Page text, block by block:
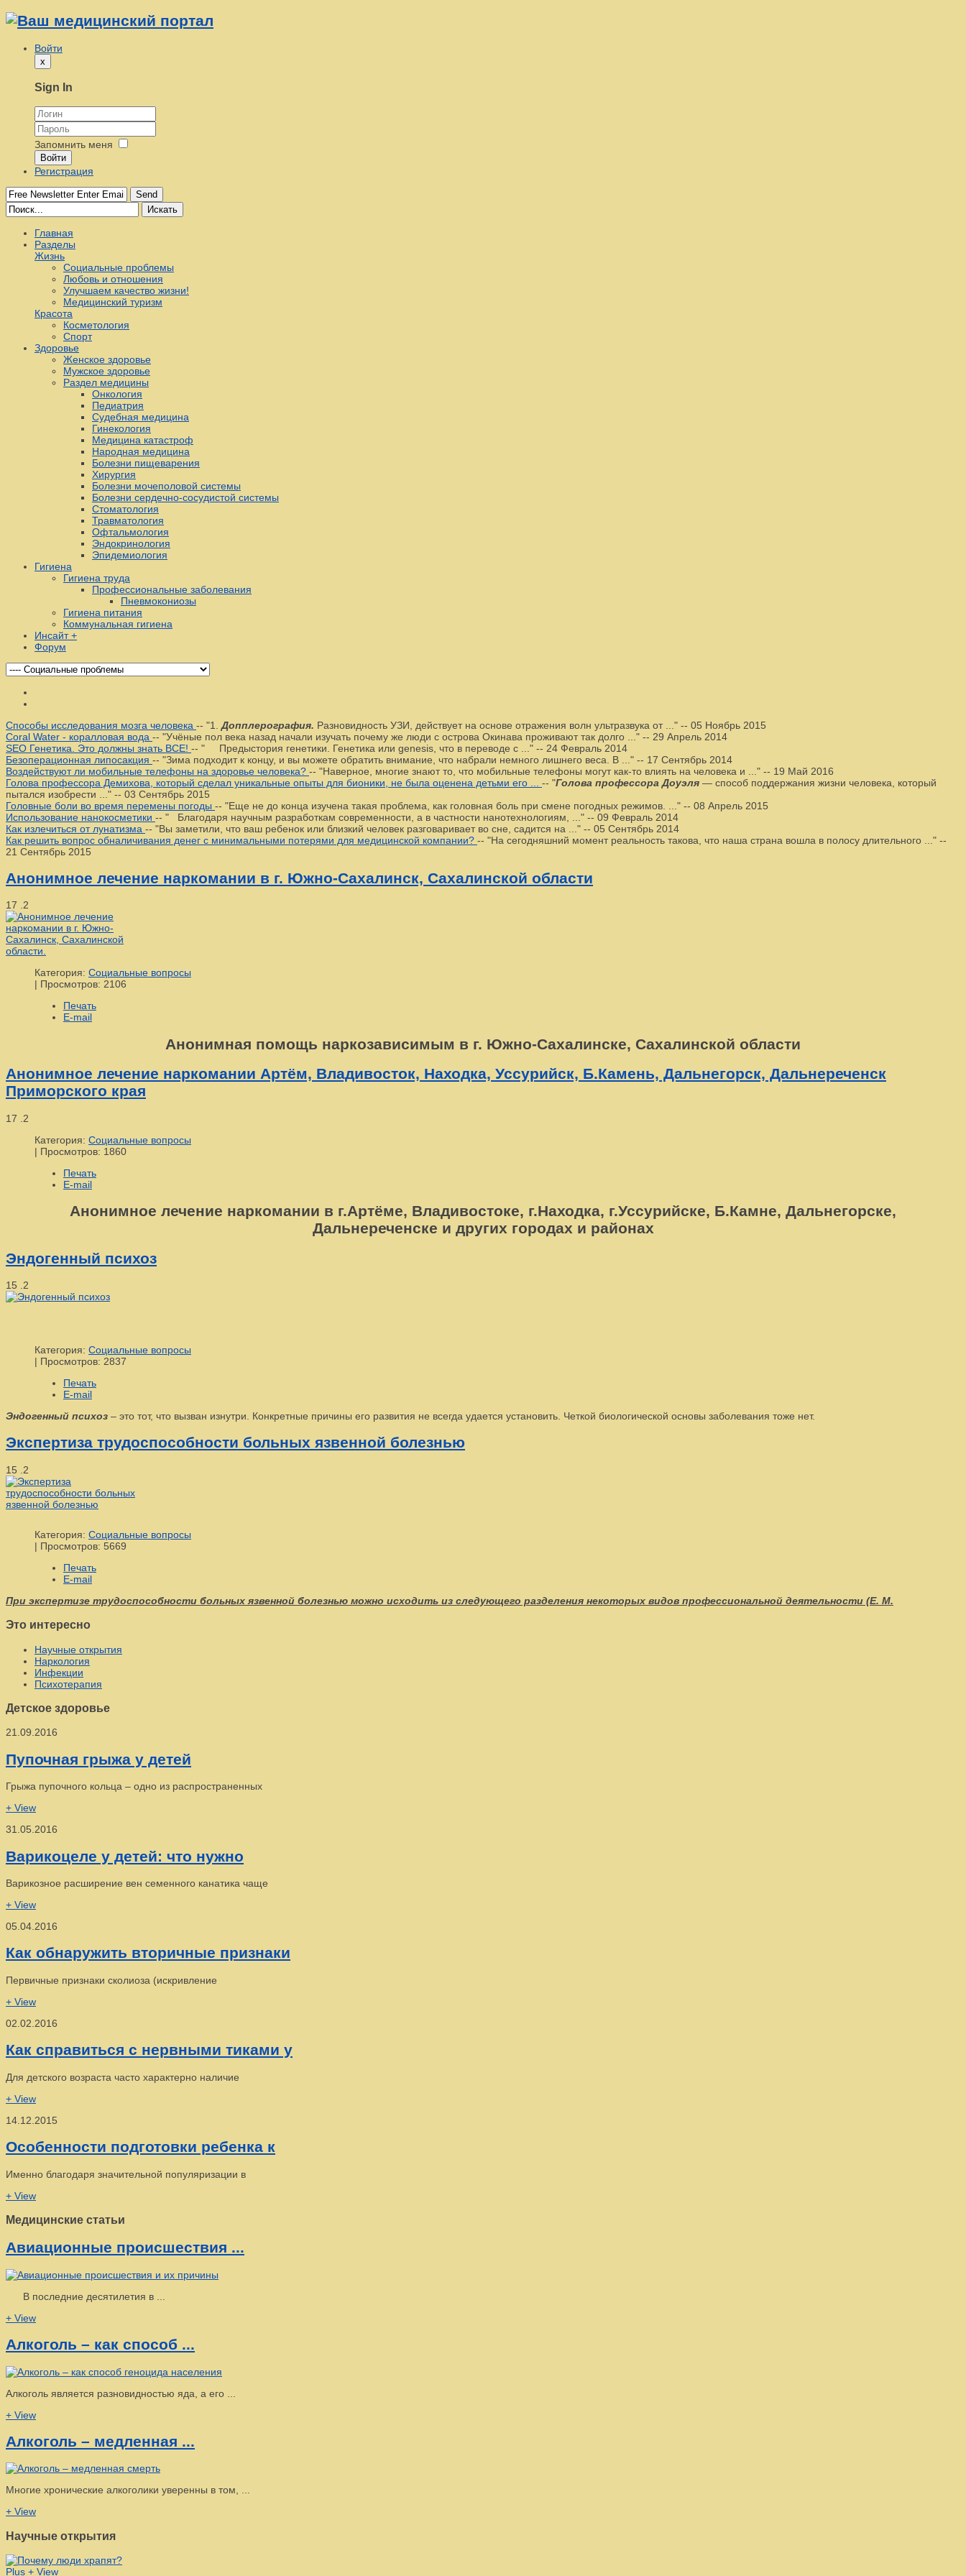
Войти
x
Sign In
Запомнить меня
Войти
Регистрация
Send
Искать
Главная
Разделы
Жизнь
Социальные проблемы
Любовь и отношения
Улучшаем качество жизни!
Медицинский туризм
Красота
Косметология
Спорт
Здоровье
Женское здоровье
Мужское здоровье
Раздел медицины
Онкология
Педиатрия
Судебная медицина
Гинекология
Медицина катастроф
Народная медицина
Болезни пищеварения
Хирургия
Болезни мочеполовой системы
Болезни сердечно-сосудистой системы
Стоматология
Травматология
Офтальмология
Эндокринология
Эпидемиология
Гигиена
Гигиена труда
Профессиональные заболевания
Пневмокониозы
Гигиена питания
Коммунальная гигиена
Инсайт +
Форум
Способы исследования мозга человека -- "1. Допплерография. Разновидность УЗИ, действует на основе отражения волн ультразвука от ..." -- 05 Ноябрь 2015
Coral Water - коралловая вода -- "Учёные пол века назад начали изучать почему же люди с острова Окинава проживают так долго ..." -- 29 Апрель 2014
SEO Генетика. Это должны знать ВСЕ! -- " Предыстория генетики. Генетика или genesis, что в переводе с ..." -- 24 Февраль 2014
Безоперационная липосакция -- "Зима подходит к концу, и вы можете обратить внимание, что набрали немного лишнего веса. В ..." -- 17 Сентябрь 2014
Воздействуют ли мобильные телефоны на здоровье человека? -- "Наверное, многие знают то, что мобильные телефоны могут как-то влиять на человека и ..." -- 19 Май 2016
Голова профессора Демихова, который сделал уникальные опыты для бионики, не была оценена детьми его ... -- "Голова профессора Доуэля — способ поддержания жизни человека, который
пытался изобрести ..." -- 03 Сентябрь 2015
Головные боли во время перемены погоды -- "Еще не до конца изучена такая проблема, как головная боль при смене погодных режимов. ..." -- 08 Апрель 2015
Использование нанокосметики -- " Благодаря научным разработкам современности, а в частности нанотехнологиям, ..." -- 09 Февраль 2014
Как излечиться от лунатизма -- "Вы заметили, что ваш ребенок или близкий человек разговаривает во сне, садится на ..." -- 05 Сентябрь 2014
Как решить вопрос обналичивания денег с минимальными потерями для медицинской компании? -- "На сегодняшний момент реальность такова, что наша страна вошла в полосу длительного ..." --
21 Сентябрь 2015
Анонимное лечение наркомании в г. Южно-Сахалинск, Сахалинской области
17 .2
Категория: Социальные вопросы
| Просмотров: 2106
Печать
E-mail
Анонимная помощь наркозависимым в г. Южно-Сахалинске, Сахалинской области
Анонимное лечение наркомании Артём, Владивосток, Находка, Уссурийск, Б.Камень, Дальнегорск, Дальнереченск
Приморского края
17
.2
Категория: Социальные вопросы
| Просмотров: 1860
Печать
E-mail
Анонимное лечение наркомании в г.Артёме, Владивостоке, г.Находка, г.Уссурийске, Б.Камне, Дальнегорске,
Дальнереченске и других городах и районах
Эндогенный психоз
15 .2
Категория: Социальные вопросы
| Просмотров: 2837
Печать
E-mail
Эндогенный психоз – это тот, что вызван изнутри. Конкретные причины его развития не всегда удается установить. Четкой биологической основы заболевания тоже нет.
Экспертиза трудоспособности больных язвенной болезнью
15 .2
Категория: Социальные вопросы
| Просмотров: 5669
Печать
E-mail
При экспертизе трудоспособности больных язвенной болезнью можно исходить из следующего разделения некоторых видов профессиональной деятельности (Е. М.
Это интересно
Научные открытия
Наркология
Инфекции
Психотерапия
Детское здоровье
21.09.2016
Пупочная грыжа у детей
Грыжа пупочного кольца – одно из распространенных
+ View
31.05.2016
Варикоцеле у детей: что нужно
Варикозное расширение вен семенного канатика чаще
+ View
05.04.2016
Как обнаружить вторичные признаки
Первичные признаки сколиоза (искривление
+ View
02.02.2016
Как справиться с нервными тиками у
Для детского возраста часто характерно наличие
+ View
14.12.2015
Особенности подготовки ребенка к
Именно благодаря значительной популяризации в
+ View
Медицинские статьи
Авиационные происшествия ...
В последние десятилетия в ...
+ View
Алкоголь – как способ ...
Алкоголь является разновидностью яда, а его ...
+ View
Алкоголь – медленная ...
Многие хронические алкоголики уверенны в том, ...
+ View
Научные открытия
Plus + View